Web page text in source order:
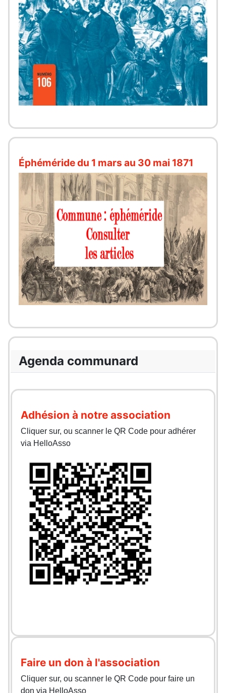
Éphéméride du 1 mars au 30 mai 1871
Agenda communard
Adhésion à notre association
Cliquer sur, ou scanner le QR Code pour adhérer
via HelloAsso
Faire un don à l'association
Cliquer sur, ou scanner le QR Code pour faire un
don via HelloAsso